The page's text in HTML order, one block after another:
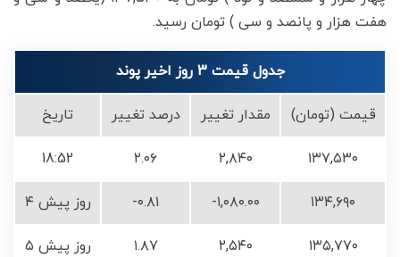
هفت هزار و پانصد و سی ) تومان رسید.
جدول قیمت 3 روز اخیر پوند
قیمت (تومان) مقدار تغییر درصد تغییر تاریخ
۱۳۷,۵۳۰ ۲,۸۴۰ ۲.۰۶ 18:52
۱۳۴,۶۹۰ -۱,۰۸۰.۰۰ -۰.۸۱ ۴ روز پیش
۱۳۵,۷۷۰ ۲,۵۴۰ ۱.۸۷ ۵ روز پیش